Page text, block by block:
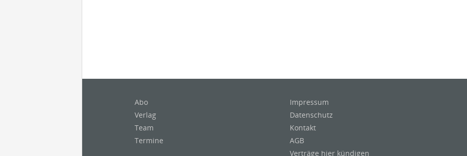
Abo
Verlag
Team
Termine
Impressum
Datenschutz
Kontakt
AGB
Verträge hier kündigen